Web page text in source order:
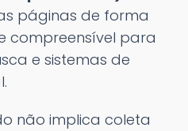
páginas de forma
compreensível para
e sistemas de
não implica coleta